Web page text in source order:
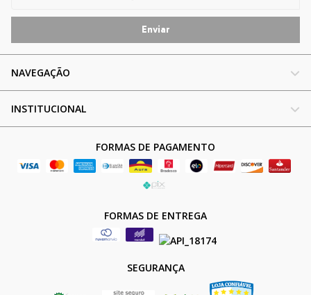
NAVEGAÇÃO
INSTITUCIONAL
FORMAS DE PAGAMENTO
FORMAS DE ENTREGA
SEGURANÇA